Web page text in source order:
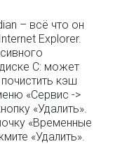
– всё что он
Explorer.
C: может
кэш
«Сервис ->
«Удалить».
«Временные
«Удалить».